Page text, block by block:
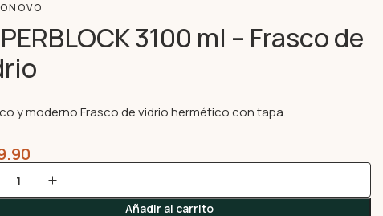
3100 ml – Frasco de
y moderno Frasco de vidrio hermético con tapa.
Añadir al carrito